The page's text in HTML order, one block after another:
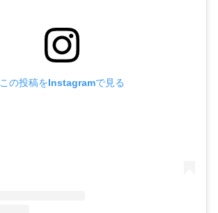
この投稿をInstagramで見る